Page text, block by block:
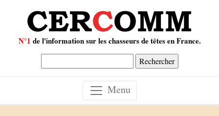
N°1 de l'information sur les chasseurs de têtes en France.
Menu